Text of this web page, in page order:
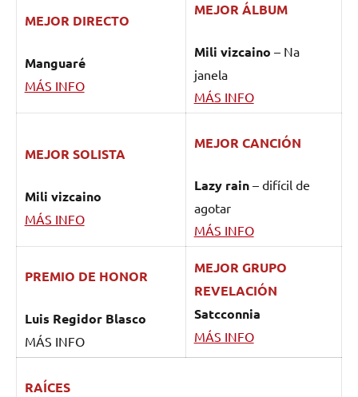
MEJOR DIRECTO
Manguaré
MÁS INFO
MEJOR ÁLBUM
Mili vizcaino – Na
janela
MÁS INFO
MEJOR SOLISTA
Mili vizcaino
MÁS INFO
MEJOR CANCIÓN
Lazy rain– difícil de
agotar
MÁS INFO
PREMIO DE HONOR
Luis Regidor Blasco
MÁS INFO
MEJOR GRUPO
REVELACIÓN
Satcconnia
MÁS INFO
RAÍCES